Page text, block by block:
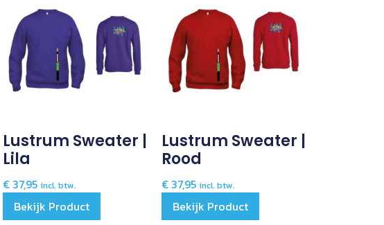
Lustrum Sweater |
Lila
€ 37,95 incl. btw.
Bekijk Product
Lustrum Sweater |
Rood
€ 37,95 incl. btw.
Bekijk Product